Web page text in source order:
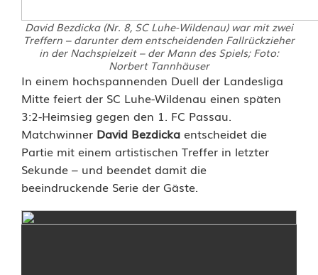
David Bezdicka (Nr. 8, SC Luhe-Wildenau) war mit zwei
Treffern – darunter dem entscheidenden Fallrückzieher
in der Nachspielzeit – der Mann des Spiels; Foto:
Norbert Tannhäuser
B
e
z
d
i
c
In einem hochspannenden Duell der Landesliga
Mitte feiert der SC Luhe-Wildenau einen späten
3:2-Heimsieg gegen den 1. FC Passau.
Matchwinner David Bezdicka entscheidet die
Partie mit einem artistischen Treffer in letzter
Sekunde – und beendet damit die
beeindruckende Serie der Gäste.